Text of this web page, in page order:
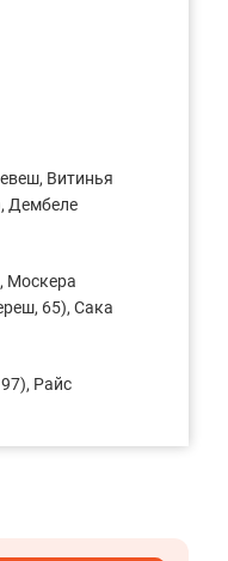
Витинья
Дембеле
Москера
65), Сака
Райс